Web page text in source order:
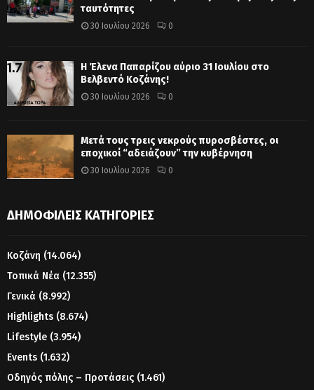
ταυτότητες
30 Ιουλίου 2026 0
Η Έλενα Παπαρίζου αύριο 31 Ιουλίου στο
Βελβεντό Κοζάνης!
30 Ιουλίου 2026 0
Μετά τους τρεις νεκρούς πυροσβέστες, οι
εποχικοί “αδειάζουν” την κυβέρνηση
30 Ιουλίου 2026 0
ΔΗΜΟΦΙΛΕΊΣ ΚΑΤΗΓΟΡΊΕΣ
Κοζάνη (14.064)
Τοπικά Νέα (12.355)
Γενικά (8.992)
Highlights (8.674)
Lifestyle (3.954)
Events (1.632)
Οδηγός πόλης – Προτάσεις (1.461)